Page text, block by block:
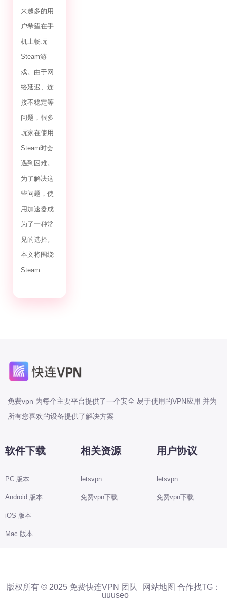
来越多的用
户希望在手
机上畅玩
Steam游
戏。由于网
络延迟、连
接不稳定等
问题，很多
玩家在使用
Steam时会
遇到困难。
为了解决这
些问题，使
用加速器成
为了一种常
见的选择。
本文将围绕
Steam
免费vpn 为每个主要平台提供了一个安全 易于使用的VPN应用 并为
所有您喜欢的设备提供了解决方案
软件下载
PC 版本
Android 版本
iOS 版本
Mac 版本
相关资源
letsvpn
免费vpn下载
用户协议
letsvpn
免费vpn下载
版权所有 © 2025 免费快连VPN 团队 网站地图 合作找TG：
uuuseo